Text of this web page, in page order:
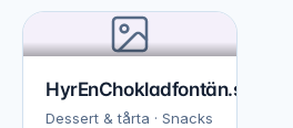
HyrEnChokladfontän.se
Dessert & tårta · Snacks